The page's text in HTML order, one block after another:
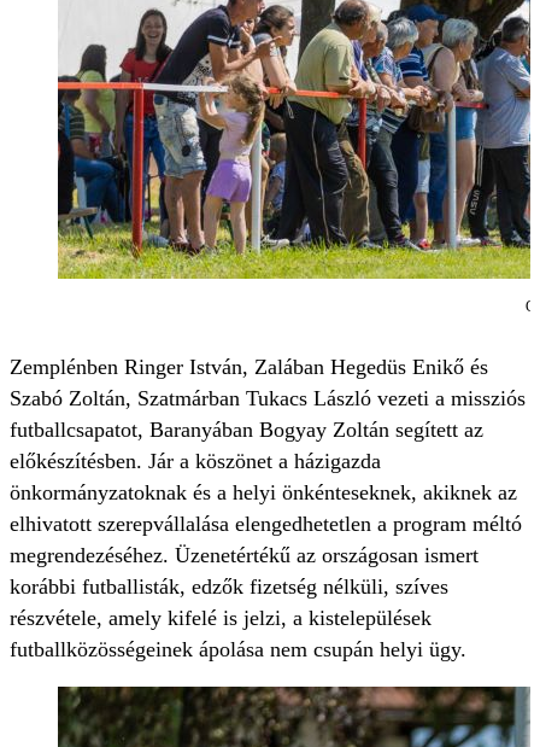
Zemplénben Ringer István, Zalában Hegedüs Enikő és
Szabó Zoltán, Szatmárban Tukacs László vezeti a missziós
futballcsapatot, Baranyában Bogyay Zoltán segített az
előkészítésben. Jár a köszönet a házigazda
önkormányzatoknak és a helyi önkénteseknek, akiknek az
elhivatott szerepvállalása elengedhetetlen a program méltó
megrendezéséhez. Üzenetértékű az országosan ismert
korábbi futballisták, edzők fizetség nélküli, szíves
részvétele, amely kifelé is jelzi, a kistelepülések
futballközösségeinek ápolása nem csupán helyi ügy.